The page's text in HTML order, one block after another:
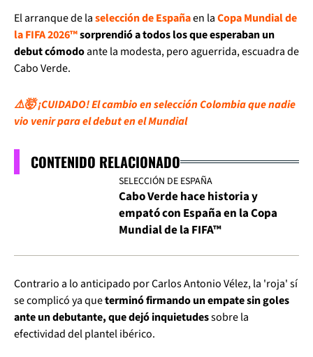
El arranque de laselección de Españaen laCopa Mundial de
la FIFA 2026™sorprendió a todos los que esperaban un
debut cómodoante la modesta, pero aguerrida, escuadra de
Cabo Verde.
⚠️🤯 ¡CUIDADO! El cambio en selección Colombia que nadie
vio venir para el debut en el Mundial
CONTENIDO RELACIONADO
SELECCIÓN DE ESPAÑA
Cabo Verde hace historia y
empató con España en la Copa
Mundial de la FIFA™
Contrario a lo anticipado por Carlos Antonio Vélez, la 'roja' sí
se complicó ya queterminó firmando un empate sin goles
ante un debutante, que dejó inquietudessobre la
efectividad del plantel ibérico.